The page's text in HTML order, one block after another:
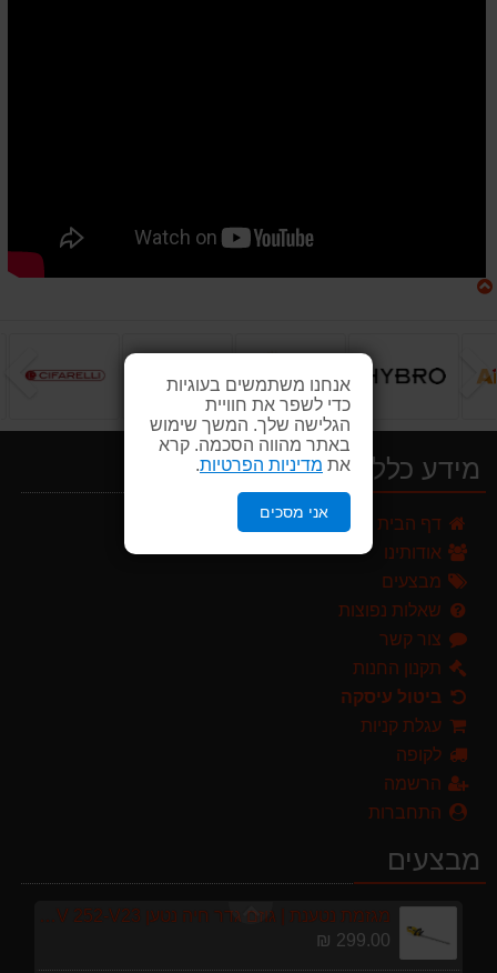
אנחנו משתמשים בעוגיות
כדי לשפר את חוויית
הגלישה שלך. המשך שימוש
באתר מהווה הסכמה. קרא
את מדיניות הפרטיות.
אני מסכים
הקודם
מידע כללי
דף הבית
אודותינו
מבצעים
שאלות נפוצות
צור קשר
תקנון החנות
ביטול עיסקה
עגלת קניות
לקופה
הרשמה
התחברות
מבצעים
299.00 ₪
589.00 ₪
499.00 ₪
179.00 ₪
מגזמת נטענת | גוזם גדר חיה נטען GARLAND SET KEEPER 20V 252-V23 גוף בלבד
299.00 ₪